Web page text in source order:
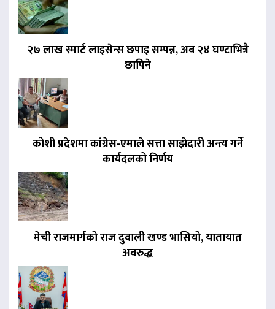
२७ लाख स्मार्ट लाइसेन्स छपाइ सम्पन्न, अब २४ घण्टाभित्रै
छापिने
कोशी प्रदेशमा कांग्रेस-एमाले सत्ता साझेदारी अन्त्य गर्ने
कार्यदलको निर्णय
मेची राजमार्गको राज दुवाली खण्ड भासियो, यातायात
अवरुद्ध